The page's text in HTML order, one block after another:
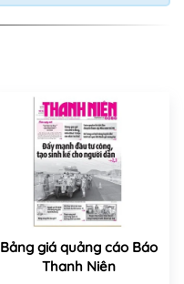
Bảng giá quảng cáo Báo
Thanh Niên